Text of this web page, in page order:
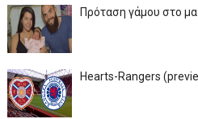
Πρόταση γάμου στο
Hearts-Rangers